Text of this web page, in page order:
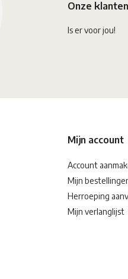
Onze
Is er voor jou!
Mijn account
Account
Mijn
Herroeping
Mijn verlanglijst